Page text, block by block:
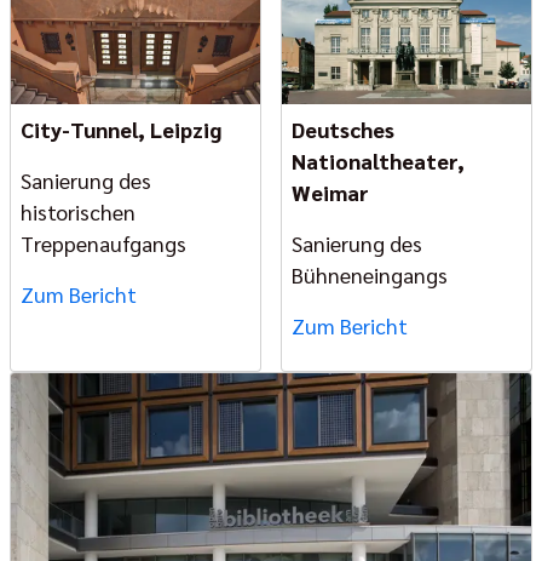
City-Tunnel, Leipzig
Sanierung des
historischen
Treppenaufgangs
Zum Bericht
Deutsches
Nationaltheater,
Weimar
Sanierung des
Bühneneingangs
Zum Bericht